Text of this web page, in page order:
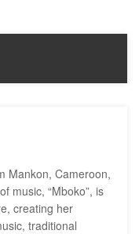
Mankon, Cameroon,
music, “Mboko”, is
creating her
traditional